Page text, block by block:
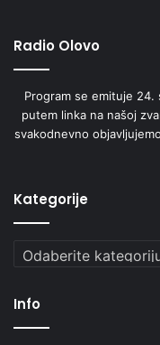
Radio Olovo
Program se emituje
putem linka na našoj
svakodnevno
Kategorije
Kategorije
Info